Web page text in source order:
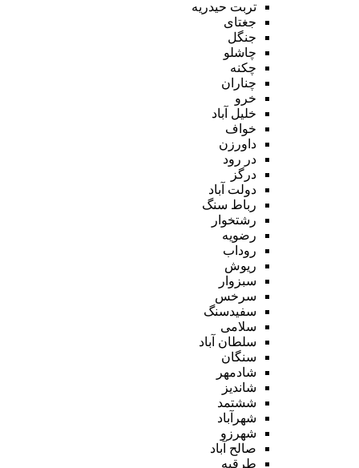
تربت حیدریه
جغتای
جنگل
چاشلو
چکنه
چناران
خرو
خلیل آباد
خواف
داورزن
در رود
درگز
دولت آباد
رباط سنگ
رشتخوار
رضویه
روداب
ریوش
سبزوار
سرخس
سفیدسنگ
سلامی
سلطان آباد
سنگان
شادمهر
شاندیز
ششتمد
شهرآباد
شهرزو
صالح آباد
طرقبه